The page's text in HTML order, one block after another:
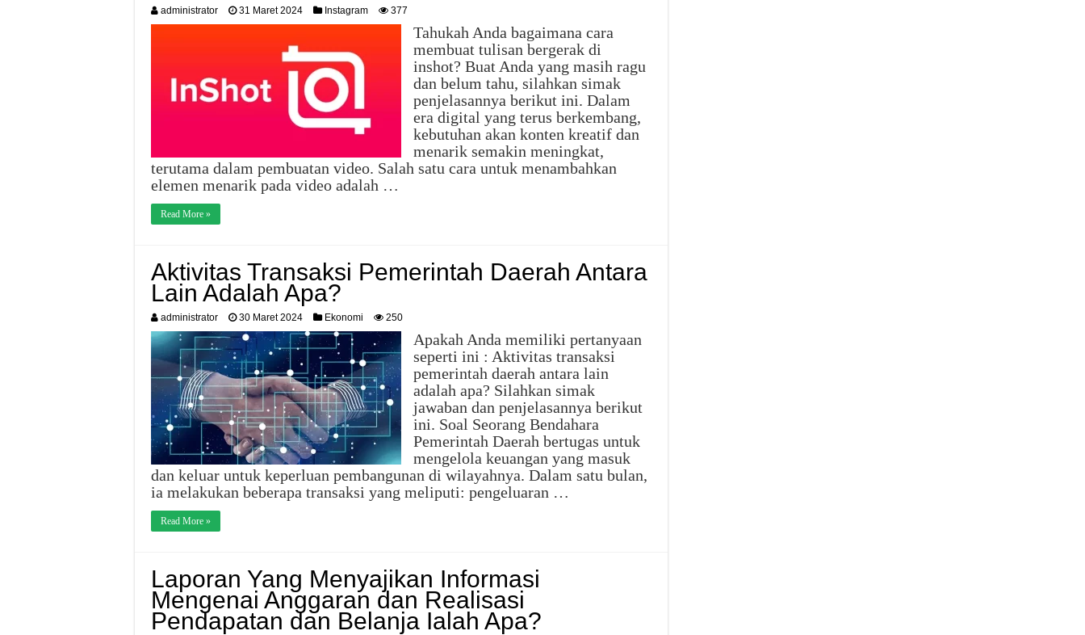
administrator 31 Maret 2024 Instagram 377
Tahukah Anda bagaimana cara
membuat tulisan bergerak di
inshot? Buat Anda yang masih ragu
dan belum tahu, silahkan simak
penjelasannya berikut ini. Dalam
era digital yang terus berkembang,
kebutuhan akan konten kreatif dan
menarik semakin meningkat,
terutama dalam pembuatan video. Salah satu cara untuk menambahkan
elemen menarik pada video adalah …
Read More »
Aktivitas Transaksi Pemerintah Daerah Antara
Lain Adalah Apa?
administrator 30 Maret 2024 Ekonomi 250
Apakah Anda memiliki pertanyaan
seperti ini : Aktivitas transaksi
pemerintah daerah antara lain
adalah apa? Silahkan simak
jawaban dan penjelasannya berikut
ini. Soal Seorang Bendahara
Pemerintah Daerah bertugas untuk
mengelola keuangan yang masuk
dan keluar untuk keperluan pembangunan di wilayahnya. Dalam satu bulan,
ia melakukan beberapa transaksi yang meliputi: pengeluaran …
Read More »
Laporan Yang Menyajikan Informasi
Mengenai Anggaran dan Realisasi
Pendapatan dan Belanja Ialah Apa?